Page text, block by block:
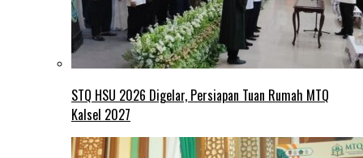
STQ HSU 2026 Digelar, Persiapan Tuan Rumah MTQ
Kalsel 2027